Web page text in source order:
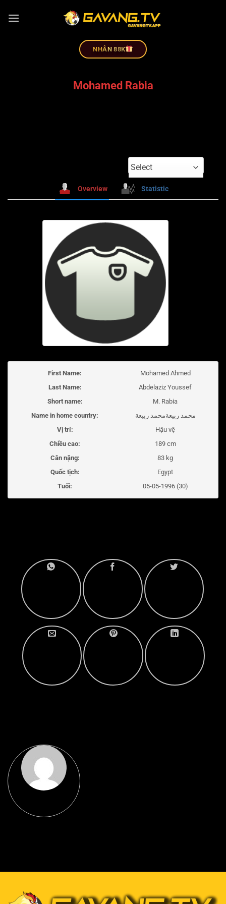
NHÂN 88K
Mohamed Rabia
Select
Overview Statistic
First Name:
Mohamed Ahmed
Last Name:
Abdelaziz Youssef
Short name:
M. Rabia
Name in home country:
محمد ربيعةمحمد ربيعة
Vị trí:
Hậu vệ
Chiều cao:
189 cm
Cân nặng:
83 kg
Quốc tịch:
Egypt
Tuổi:
05-05-1996 (30)